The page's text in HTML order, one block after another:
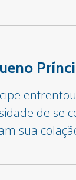
de
sua